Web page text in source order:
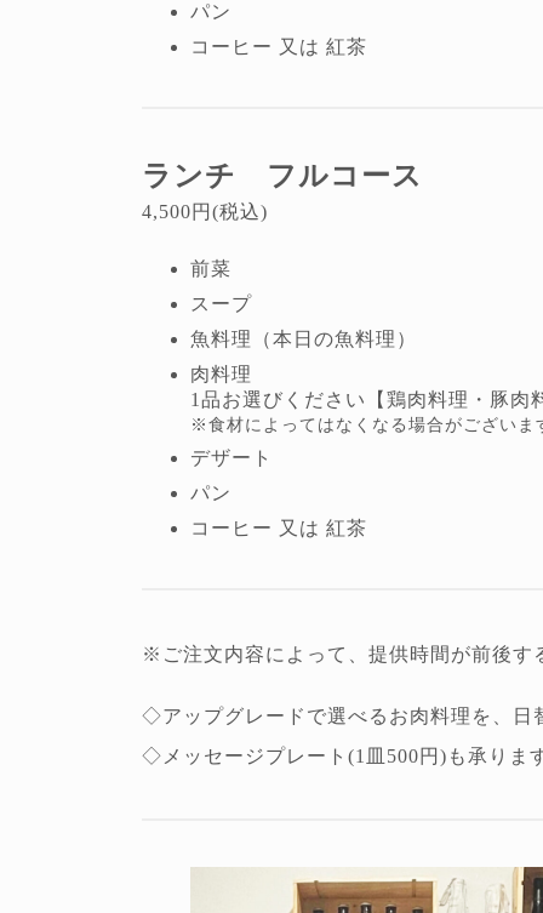
パン
コーヒー 又は 紅茶
ランチ フルコース
4,500円(税込)
前菜
スープ
魚料理（本日の魚料理）
肉料理
1品お選びください【鶏肉料理・豚肉
※食材によってはなくなる場合がござい
デザート
パン
コーヒー 又は 紅茶
※ご注文内容によって、提供時間が前後す
◇アップグレードで選べるお肉料理を、日
◇メッセージプレート(1皿500円)も承りま